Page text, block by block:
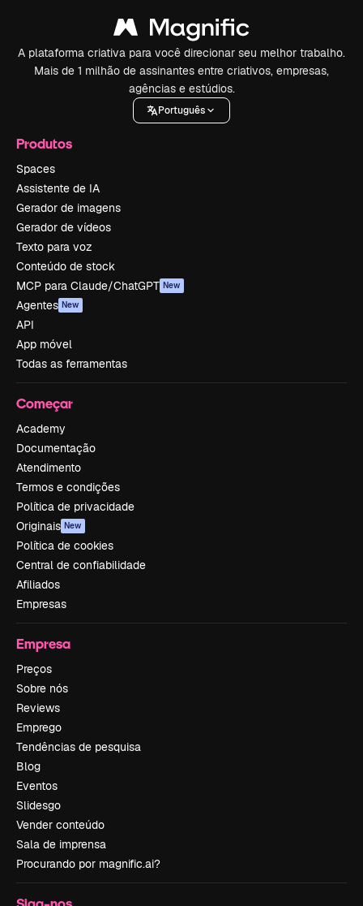
A plataforma criativa para você direcionar seu melhor trabalho.
Mais de 1 milhão de assinantes entre criativos, empresas,
agências e estúdios.
Português
Produtos
Spaces
Assistente de IA
Gerador de imagens
Gerador de vídeos
Texto para voz
Conteúdo de stock
MCP para Claude/ChatGPT New
Agentes New
API
App móvel
Todas as ferramentas
Começar
Academy
Documentação
Atendimento
Termos e condições
Política de privacidade
Originais New
Política de cookies
Central de confiabilidade
Afiliados
Empresas
Empresa
Preços
Sobre nós
Reviews
Emprego
Tendências de pesquisa
Blog
Eventos
Slidesgo
Vender conteúdo
Sala de imprensa
Procurando por magnific.ai?